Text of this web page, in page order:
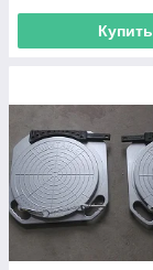
Купить